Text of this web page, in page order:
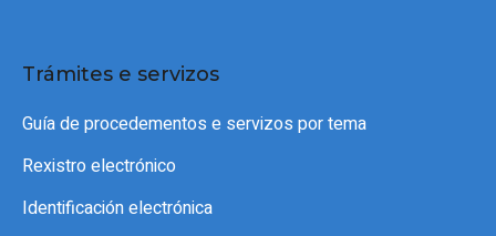
Trámites e servizos
Guía de procedementos e servizos por tema
Rexistro electrónico
Identificación electrónica